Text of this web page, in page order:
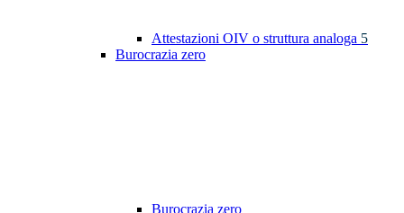
Attestazioni OIV o struttura analoga 5
Burocrazia zero
Burocrazia zero